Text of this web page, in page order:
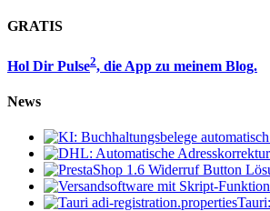
GRATIS
Hol Dir Pulse2, die App zu meinem Blog.
News